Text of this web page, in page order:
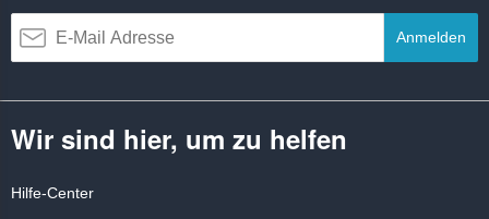
Anmelden
Wir sind hier, um zu helfen
Hilfe-Center